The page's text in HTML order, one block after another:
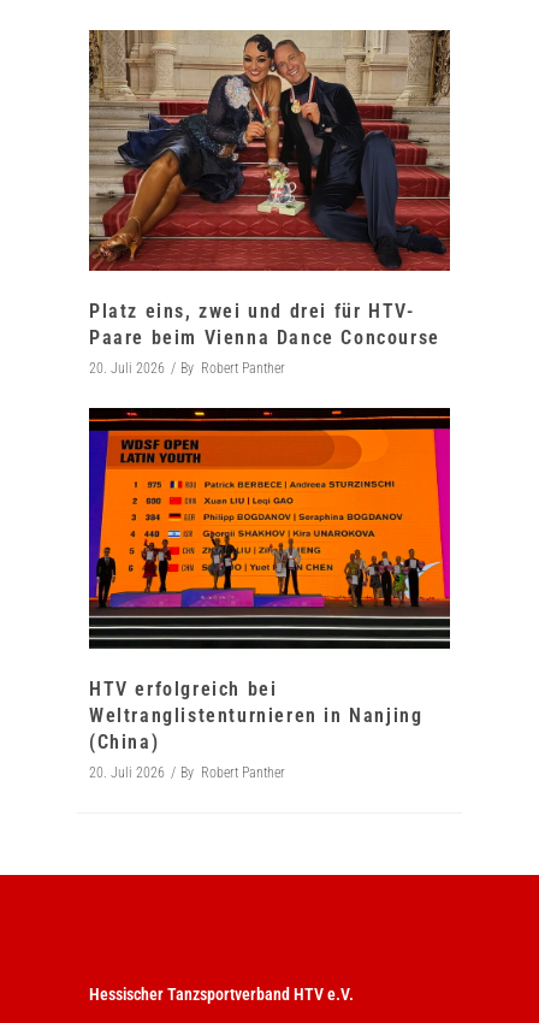
Platz eins, zwei und drei für HTV-
Paare beim Vienna Dance Concourse
20. Juli 2026 By Robert Panther
HTV erfolgreich bei
Weltranglistenturnieren in Nanjing
(China)
20. Juli 2026 By Robert Panther
Hessischer Tanzsportverband HTV e.V.